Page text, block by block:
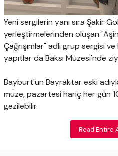
Yeni sergilerin yanı sıra Şakir
yerleştirmelerinden oluşan
Çağrışımlar" adlı grup sergisi
yapıtlar da Baksı Müzesi'nde
Bayburt'un Bayraktar eski
müze, pazartesi hariç her gün
gezilebilir.
Read Entire